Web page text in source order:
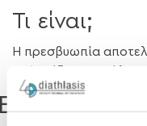
Τι είναι;
Η πρεσβυωπία
ηλικία των 40-45
πάθηση αλλά για τη